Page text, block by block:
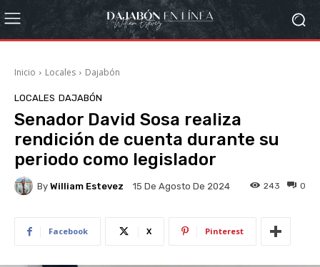
Inicio Locales Dajabón
LOCALES DAJABÓN
Senador David Sosa realiza
rendición de cuenta durante su
periodo como legislador
By William Estevez 15 De Agosto De 2024 0
243
Facebook X Pinterest